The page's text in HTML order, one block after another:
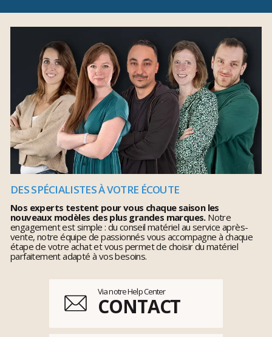
DES SPÉCIALISTES À VOTRE ÉCOUTE
Nos experts testent pour vous chaque saison les
nouveaux modèles des plus grandes marques.Notre
engagement est simple : du conseil matériel au service après-
vente, notre équipe de passionnés vous accompagne à chaque
étape de votre achat et vous permet de choisir du matériel
parfaitement adapté à vos besoins.
Via notre Help Center
CONTACT